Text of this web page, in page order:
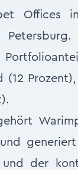
Offices
der